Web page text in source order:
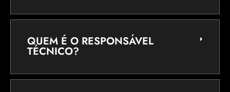
QUEM É O RESPONSÁVEL
TÉCNICO?